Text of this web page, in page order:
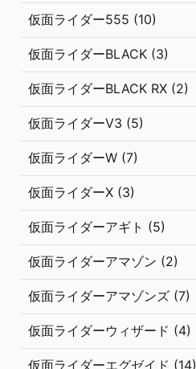
仮面ライダー555 (10)
仮面ライダーBLACK (3)
仮面ライダーBLACK RX (2)
仮面ライダーV3 (5)
仮面ライダーW (7)
仮面ライダーX (3)
仮面ライダーアギト (5)
仮面ライダーアマゾン (2)
仮面ライダーアマゾンズ (7)
仮面ライダーウィザード (4)
仮面ライダーエグゼイド (14)